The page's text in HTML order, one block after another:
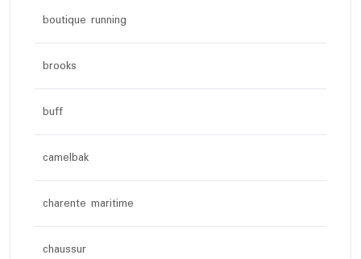
boutique running
brooks
buff
camelbak
charente maritime
chaussur